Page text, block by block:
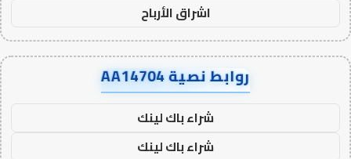
اشراق الأرباح
روابط نصية AA14704
شراء باك لينك
شراء باك لينك